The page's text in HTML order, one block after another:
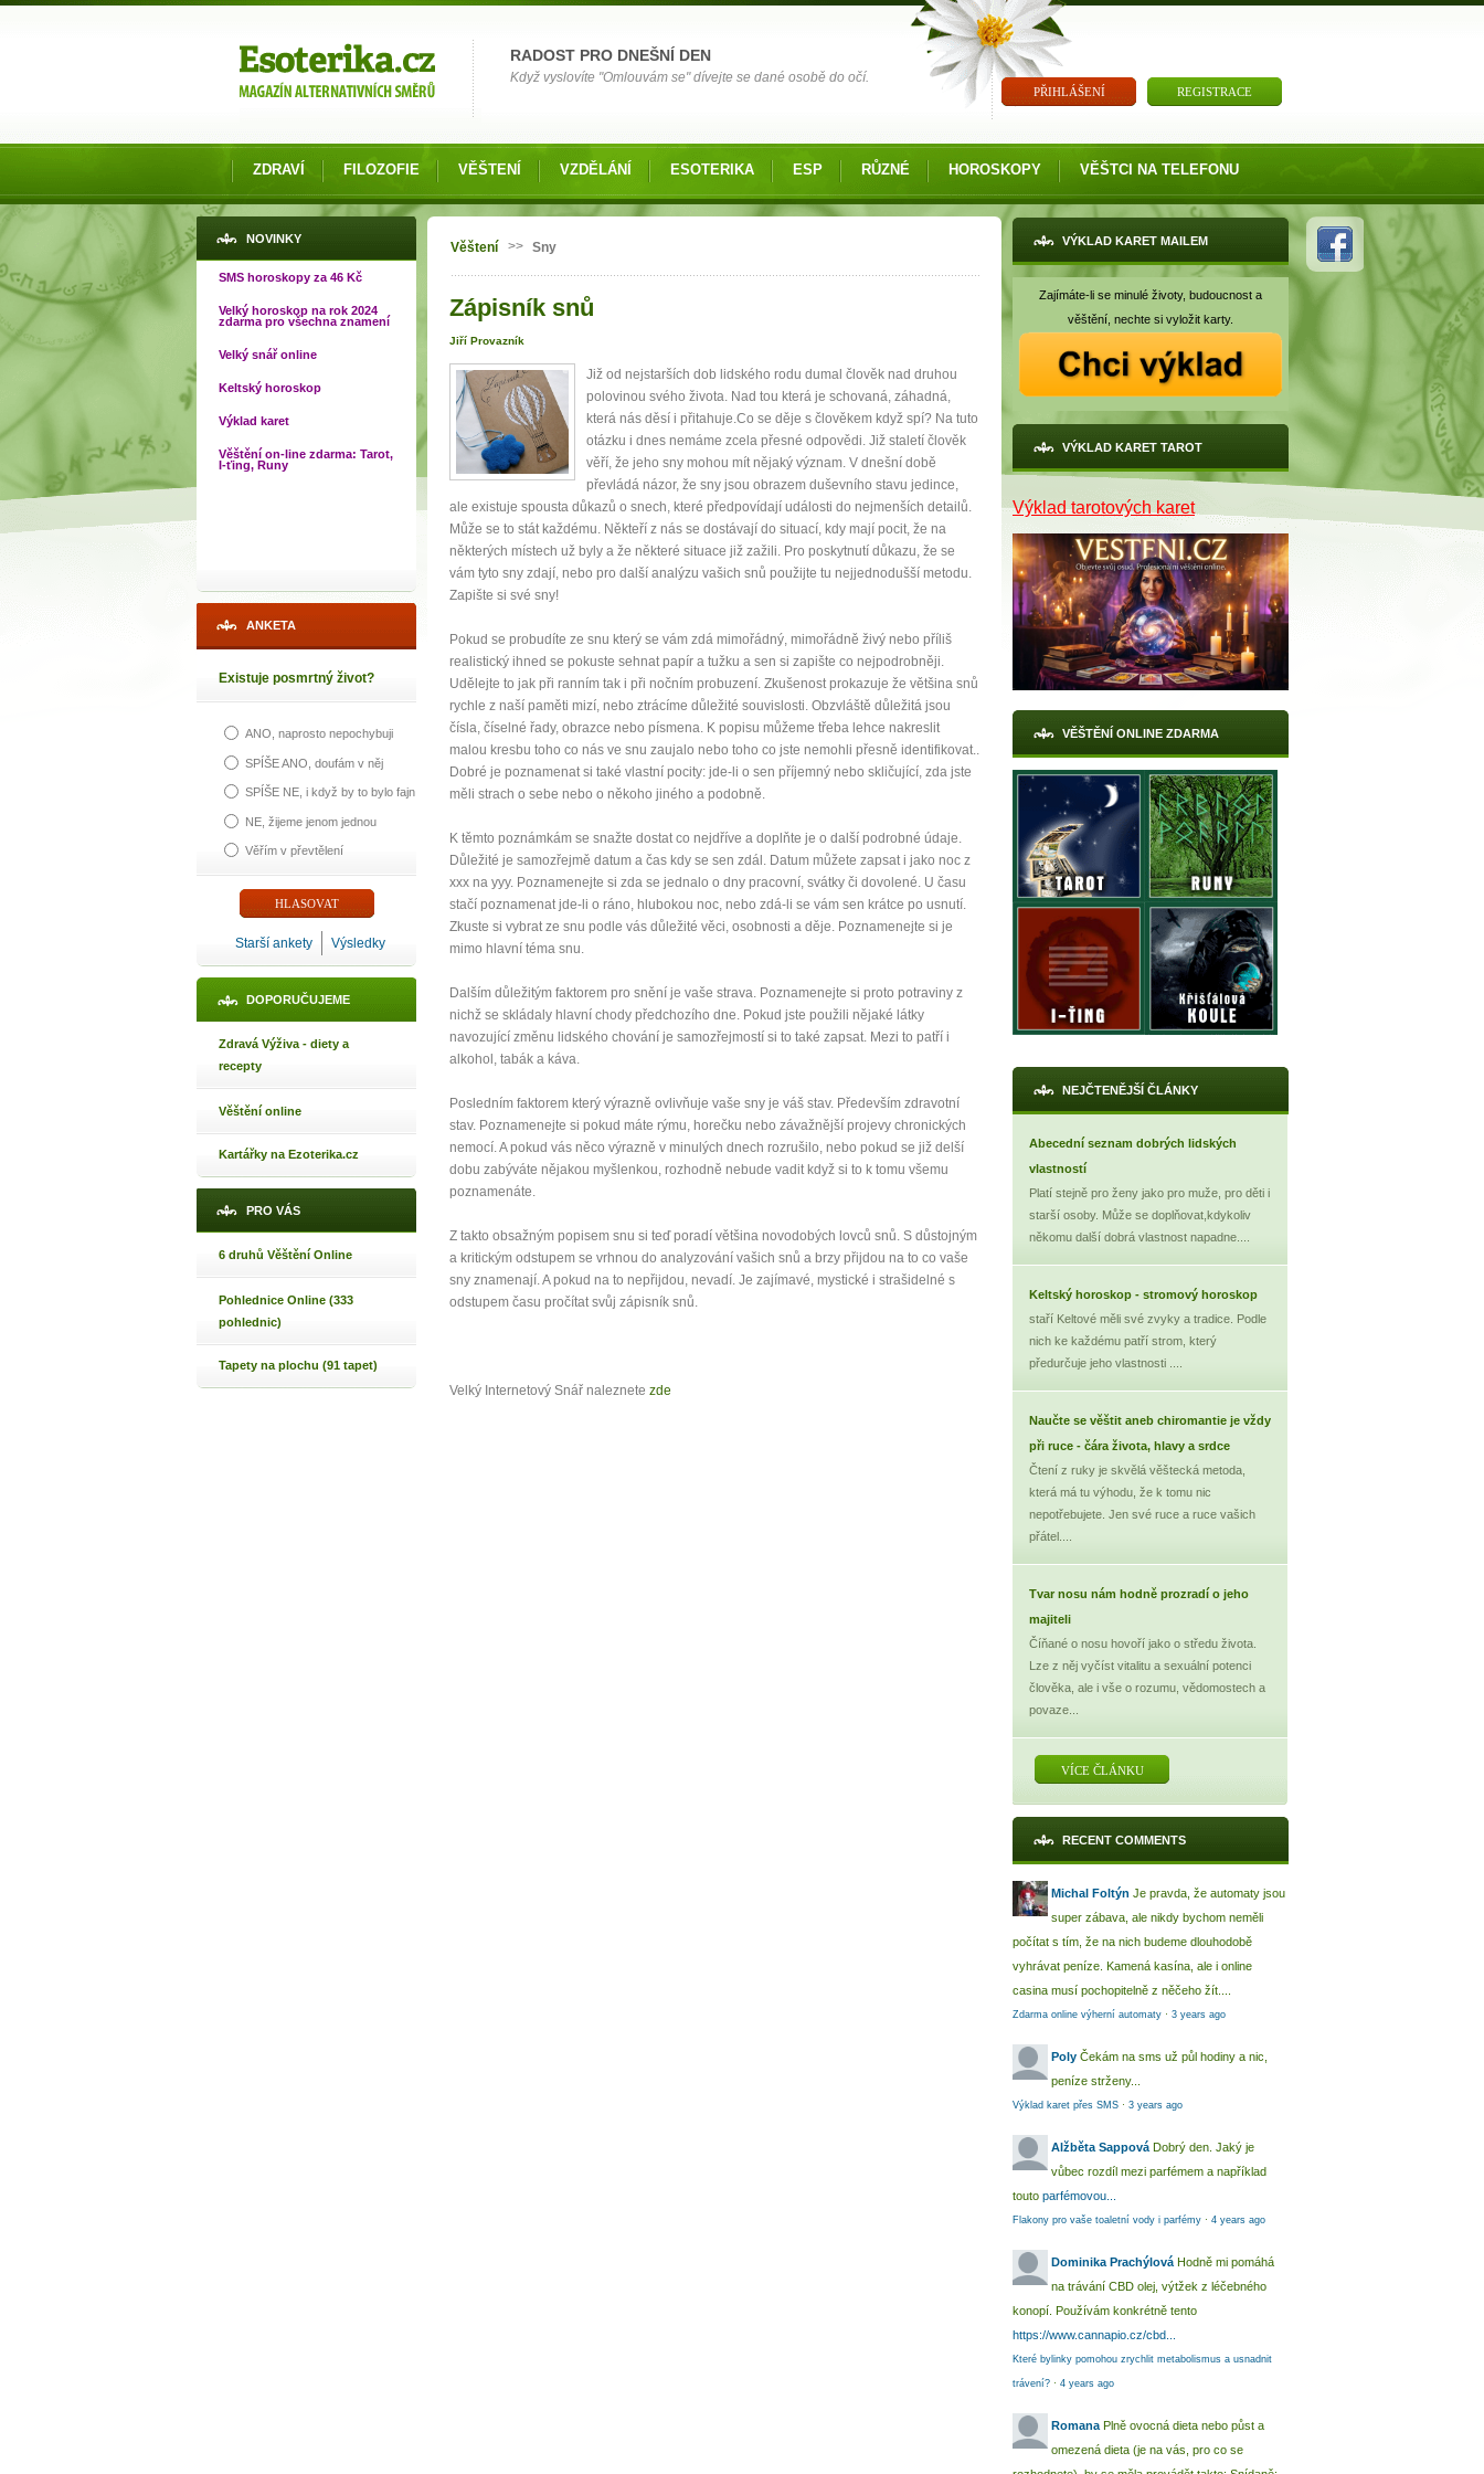
RADOST PRO DNEŠNÍ DEN
Když vyslovíte "Omlouvám se" dívejte se dané osobě do očí.
PŘIHLÁŠENÍ REGISTRACE
ZDRAVÍ FILOZOFIE VĚŠTENÍ VZDĚLÁNÍ ESOTERIKA ESP RŮZNÉ HOROSKOPY VĚŠTCI NA TELEFONU
NOVINKY
SMS horoskopy za 46 Kč
Velký horoskop na rok 2024
zdarma pro všechna znamení
Velký snář online
Keltský horoskop
Výklad karet
Věštění on-line zdarma: Tarot,
I-ťing, Runy
ANKETA
Existuje posmrtný život?
ANO, naprosto nepochybuji
SPÍŠE ANO, doufám v něj
SPÍŠE NE, i když by to bylo fajn
NE, žijeme jenom jednou
Věřím v převtělení
Starší ankety Výsledky
DOPORUČUJEME
Zdravá Výživa - diety a
recepty
Věštění online
Kartářky na Ezoterika.cz
PRO VÁS
6 druhů Věštění Online
Pohlednice Online (333
pohlednic)
Tapety na plochu (91 tapet)
Jste zde
Věštení >> Sny
Zápisník snů
Jiří Provazník
Již od nejstarších dob lidského rodu dumal člověk nad druhou
polovinou svého života. Nad tou která je schovaná, záhadná,
která nás děsí i přitahuje.Co se děje s člověkem když spí? Na tuto
otázku i dnes nemáme zcela přesné odpovědi. Již staletí člověk
věří, že jeho sny mohou mít nějaký význam. V dnešní době
převládá názor, že sny jsou obrazem duševního stavu jedince,
ale existuje spousta důkazů o snech, které předpovídají události do nejmenších detailů.
Může se to stát každému. Někteří z nás se dostávají do situací, kdy mají pocit, že na
některých místech už byly a že některé situace již zažili. Pro poskytnutí důkazu, že se
vám tyto sny zdají, nebo pro další analýzu vašich snů použijte tu nejjednodušší metodu.
Zapište si své sny!
Pokud se probudíte ze snu který se vám zdá mimořádný, mimořádně živý nebo příliš
realistický ihned se pokuste sehnat papír a tužku a sen si zapište co nejpodrobněji.
Udělejte to jak při ranním tak i při nočním probuzení. Zkušenost prokazuje že většina snů
rychle z naší paměti mizí, nebo ztrácíme důležité souvislosti. Obzvláště důležitá jsou
čísla, číselné řady, obrazce nebo písmena. K popisu můžeme třeba lehce nakreslit
malou kresbu toho co nás ve snu zaujalo nebo toho co jste nemohli přesně identifikovat..
Dobré je poznamenat si také vlastní pocity: jde-li o sen příjemný nebo skličující, zda jste
měli strach o sebe nebo o někoho jiného a podobně.
K těmto poznámkám se snažte dostat co nejdříve a doplňte je o další podrobné údaje.
Důležité je samozřejmě datum a čas kdy se sen zdál. Datum můžete zapsat i jako noc z
xxx na yyy. Poznamenejte si zda se jednalo o dny pracovní, svátky či dovolené. U času
stačí poznamenat jde-li o ráno, hlubokou noc, nebo zdá-li se vám sen krátce po usnutí.
Zkuste si vybrat ze snu podle vás důležité věci, osobnosti a děje. Poznamenejte si je
mimo hlavní téma snu.
Dalším důležitým faktorem pro snění je vaše strava. Poznamenejte si proto potraviny z
nichž se skládaly hlavní chody předchozího dne. Pokud jste použili nějaké látky
navozující změnu lidského chování je samozřejmostí si to také zapsat. Mezi to patří i
alkohol, tabák a káva.
Posledním faktorem který výrazně ovlivňuje vaše sny je váš stav. Především zdravotní
stav. Poznamenejte si pokud máte rýmu, horečku nebo závažnější projevy chronických
nemocí. A pokud vás něco výrazně v minulých dnech rozrušilo, nebo pokud se již delší
dobu zabýváte nějakou myšlenkou, rozhodně nebude vadit když si to k tomu všemu
poznamenáte.
Z takto obsažným popisem snu si teď poradí většina novodobých lovců snů. S důstojným
a kritickým odstupem se vrhnou do analyzování vašich snů a brzy přijdou na to co vaše
sny znamenají. A pokud na to nepřijdou, nevadí. Je zajímavé, mystické i strašidelné s
odstupem času pročítat svůj zápisník snů.
Velký Internetový Snář naleznete zde
VÝKLAD KARET MAILEM
Zajímáte-li se minulé životy, budoucnost a
věštění, nechte si vyložit karty.
VÝKLAD KARET TAROT
Výklad tarotových karet
VĚŠTĚNÍ ONLINE ZDARMA
NEJČTENĚJŠÍ ČLÁNKY
Abecední seznam dobrých lidských
vlastností
Platí stejně pro ženy jako pro muže, pro děti i
starší osoby. Může se doplňovat,kdykoliv
někomu další dobrá vlastnost napadne....
Keltský horoskop - stromový horoskop
staří Keltové měli své zvyky a tradice. Podle
nich ke každému patří strom, který
předurčuje jeho vlastnosti ....
Naučte se věštit aneb chiromantie je vždy
při ruce - čára života, hlavy a srdce
Čtení z ruky je skvělá věštecká metoda,
která má tu výhodu, že k tomu nic
nepotřebujete. Jen své ruce a ruce vašich
přátel....
Tvar nosu nám hodně prozradí o jeho
majiteli
Číňané o nosu hovoří jako o středu života.
Lze z něj vyčíst vitalitu a sexuální potenci
člověka, ale i vše o rozumu, vědomostech a
povaze...
VÍCE ČLÁNKU
RECENT COMMENTS
Michal Foltýn Je pravda, že automaty jsou
super zábava, ale nikdy bychom neměli
počítat s tím, že na nich budeme dlouhodobě
vyhrávat peníze. Kamená kasína, ale i online
casina musí pochopitelně z něčeho žít....
Zdarma online výherní automaty · 3 years ago
Poly Čekám na sms už půl hodiny a nic,
peníze strženy...
Výklad karet přes SMS · 3 years ago
Alžběta Sappová Dobrý den. Jaký je
vůbec rozdíl mezi parfémem a například
touto parfémovou...
Flakony pro vaše toaletní vody i parfémy · 4 years ago
Dominika Prachýlová Hodně mi pomáhá
na trávání CBD olej, výtžek z léčebného
konopí. Používám konkrétně tento
https://www.cannapio.cz/cbd...
Které bylinky pomohou zrychlit metabolismus a usnadnit
trávení? · 4 years ago
Romana Plně ovocná dieta nebo půst a
omezená dieta (je na vás, pro co se